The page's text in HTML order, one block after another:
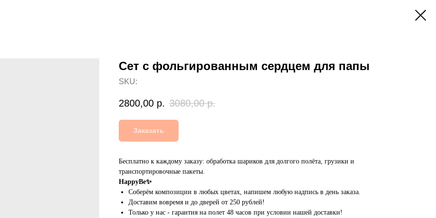
Сет с фольгированным сердцем для папы
SKU:
2800,00 р. 3080,00 р.
Заказать
Бесплатно к каждому заказу: обработка шариков для долгого полёта, грузики и
транспортировочные пакеты.
HappyBe✨
Соберём композиции в любых цветах, напишем любую надпись в день заказа.
Доставим вовремя и до дверей от 250 рублей!
Только у нас - гарантия на полет 48 часов при условии нашей доставки!